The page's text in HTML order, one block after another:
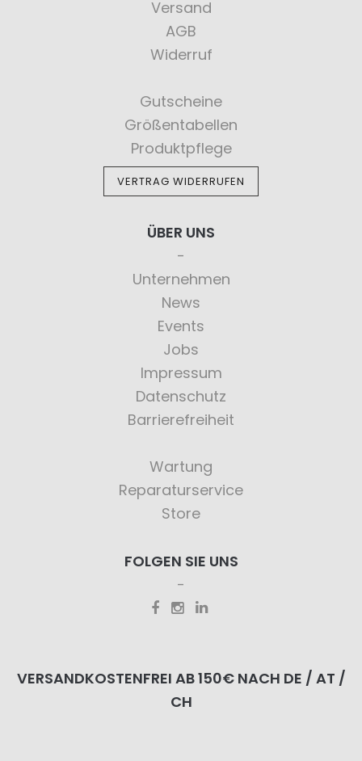
Versand
AGB
Widerruf
Gutscheine
Größentabellen
Produktpflege
VERTRAG WIDERRUFEN
ÜBER UNS
Unternehmen
News
Events
Jobs
Impressum
Datenschutz
Barrierefreiheit
Wartung
Reparaturservice
Store
FOLGEN SIE UNS
VERSANDKOSTENFREI AB 150€ NACH DE / AT /
CH